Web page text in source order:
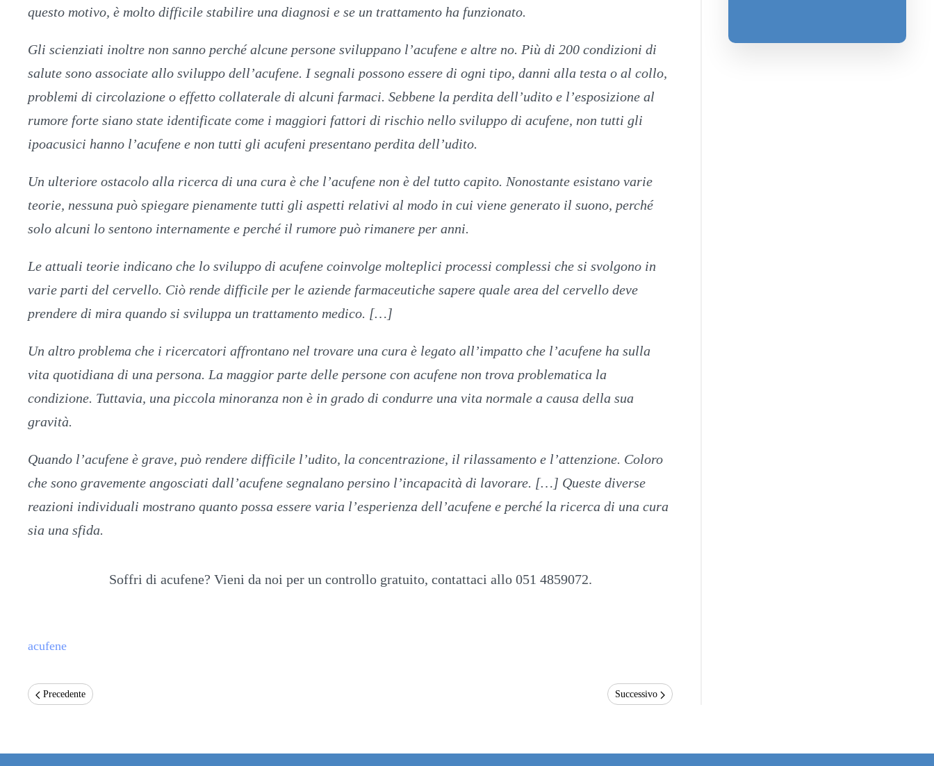
questo motivo, è molto difficile stabilire una diagnosi e se un trattamento ha funzionato.
Gli scienziati inoltre non sanno perché alcune persone sviluppano l’acufene e altre no. Più di 200 condizioni di
salute sono associate allo sviluppo dell’acufene. I segnali possono essere di ogni tipo, danni alla testa o al collo,
problemi di circolazione o effetto collaterale di alcuni farmaci. Sebbene la perdita dell’udito e l’esposizione al
rumore forte siano state identificate come i maggiori fattori di rischio nello sviluppo di acufene, non tutti gli
ipoacusici hanno l’acufene e non tutti gli acufeni presentano perdita dell’udito.
Un ulteriore ostacolo alla ricerca di una cura è che l’acufene non è del tutto capito. Nonostante esistano varie
teorie, nessuna può spiegare pienamente tutti gli aspetti relativi al modo in cui viene generato il suono, perché
solo alcuni lo sentono internamente e perché il rumore può rimanere per anni.
Le attuali teorie indicano che lo sviluppo di acufene coinvolge molteplici processi complessi che si svolgono in
varie parti del cervello. Ciò rende difficile per le aziende farmaceutiche sapere quale area del cervello deve
prendere di mira quando si sviluppa un trattamento medico. […]
Un altro problema che i ricercatori affrontano nel trovare una cura è legato all’impatto che l’acufene ha sulla
vita quotidiana di una persona. La maggior parte delle persone con acufene non trova problematica la
condizione. Tuttavia, una piccola minoranza non è in grado di condurre una vita normale a causa della sua
gravità.
Quando l’acufene è grave, può rendere difficile l’udito, la concentrazione, il rilassamento e l’attenzione. Coloro
che sono gravemente angosciati dall’acufene segnalano persino l’incapacità di lavorare. […] Queste diverse
reazioni individuali mostrano quanto possa essere varia l’esperienza dell’acufene e perché la ricerca di una cura
sia una sfida.
Soffri di acufene? Vieni da noi per un controllo gratuito, contattaci allo 051 4859072.
acufene
Precedente Successivo